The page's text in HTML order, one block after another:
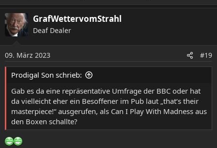
GrafWettervomStrahl
Deaf Dealer
09. März 2023 #19
Prodigal Son schrieb:
Gab es da eine repräsentative Umfrage der BBC oder hat
da vielleicht eher ein Besoffener im Pub laut „that‘s their
masterpiece!“ ausgerufen, als Can I Play With Madness aus
den Boxen schallte?